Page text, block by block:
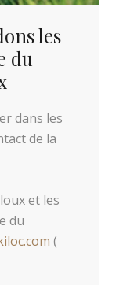
les
du
dans les
de la
et les
du
(